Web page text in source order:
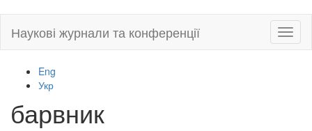
main
Наукові журнали та конференції
Eng
Укр
барвник